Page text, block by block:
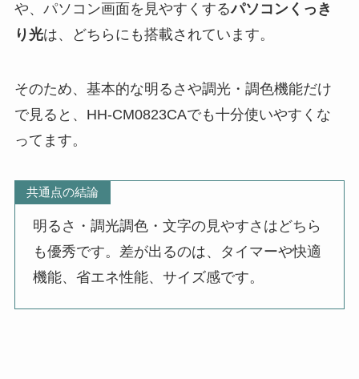
や、パソコン画面を見やすくするパソコンくっき
り光は、どちらにも搭載されています。
そのため、基本的な明るさや調光・調色機能だけ
で見ると、HH-CM0823CAでも十分使いやすくな
ってます。
共通点の結論
明るさ・調光調色・文字の見やすさはどちら
も優秀です。差が出るのは、タイマーや快適
機能、省エネ性能、サイズ感です。